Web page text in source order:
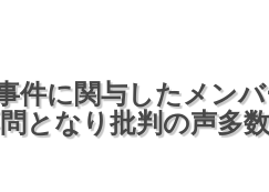
件に関与したメン
となり批判の声多数